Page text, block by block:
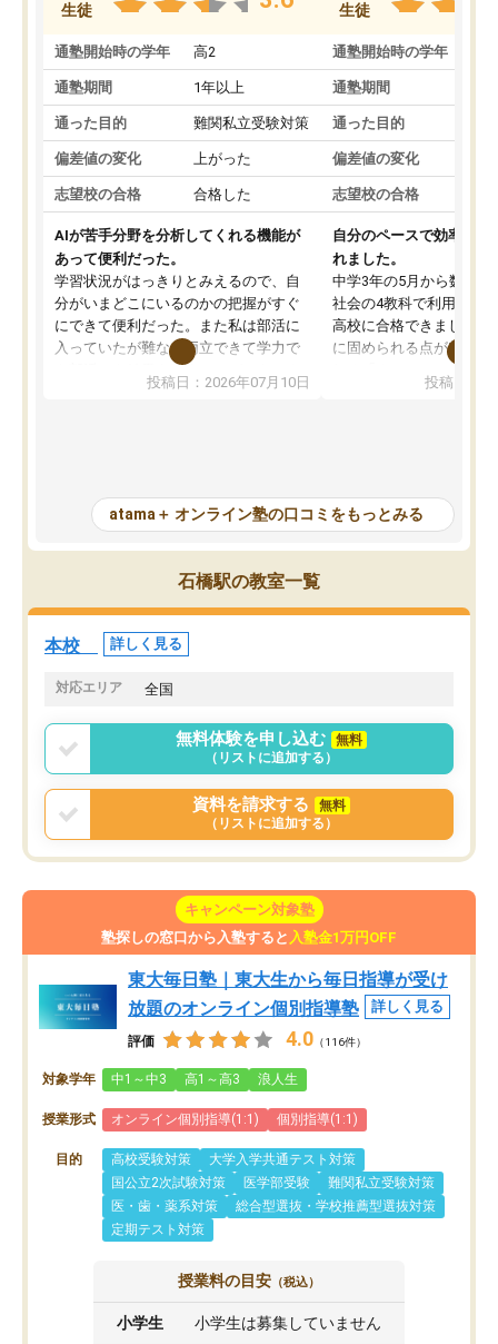
生徒
通塾開始時の学年 高2
通塾期間 1年以上
通った目的 難関私立受験対策
偏差値の変化 上がった
志望校の合格 合格した
AIが苦手分野を分析してくれる機能が
あって便利だった。
学習状況がはっきりとみえるので、自
分がいまどこにいるのかの把握がすぐ
にできて便利だった。また私は部活に
入っていたが難なく両立できて学力で
も部活でも結果を残すことができてよ
かった。また問題演習の際に、自分が
が、自分で自分の管理ができない人に
とっては難しい部分もあるのではない
かと思った。
投稿日：2026年07月10日
生徒
通塾開始時の学年
通塾期間
通った目的
偏差値の変化
志望校の合格
自分のペースで効率よく
れました。
中学3年の5月から数学・
社会の4教科で利用し、
高校に合格できました。
に固められる点が魅力で
項目のおかげで、手軽
元数が可視化されるので
しながら意欲的に取り組
常に効果を実感している
すめできる塾です。
投稿日：
atama＋ オンライン塾の口コミをもっとみる
石橋駅の教室一覧
本校 詳しく見る
対応エリア 全国
無料体験を申し込む
無料
（リストに追加する）
資料を請求する
無料
（リストに追加する）
キャンペーン対象塾
塾探しの窓口から入塾すると 入塾金1万円OFF
東大毎日塾｜東大生から毎日指導が受け
放題のオンライン個別指導塾
詳しく見る
評価 4.0 （116件）
対象学年 中1～中3 高1～高3 浪人生
授業形式 オンライン個別指導(1:1) 個別指導(1:1)
目的 高校受験対策
大学入学共通テスト対策
国公立2次試験対策
医学部受験
難関私立受験対策
医・歯・薬系対策
総合型選抜・学校推薦型選抜対策
定期テスト対策
授業料の目安 （税込）
小学生 小学生は募集していません